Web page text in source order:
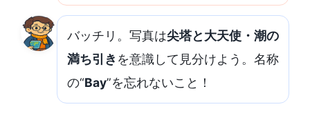
バッチリ。写真は尖塔と大天使・潮の
満ち引き を意識して見分けよう。名称
の“Bay”を忘れないこと！